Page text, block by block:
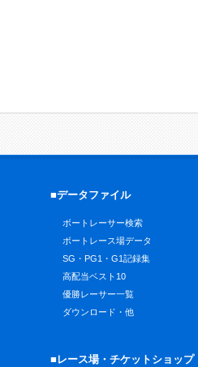
■データファイル
ボートレーサー検索
ボートレース場データ
SG・PG1・G1記録集
高配当ベスト10
優勝レーサー一覧
ダウンロード・他
■レース場・チケットショップ